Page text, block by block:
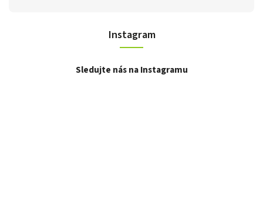
Instagram
Sledujte nás na Instagramu